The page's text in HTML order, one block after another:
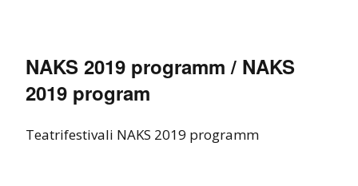
NAKS 2019 programm / NAKS
2019 program
Teatrifestivali NAKS 2019 programm